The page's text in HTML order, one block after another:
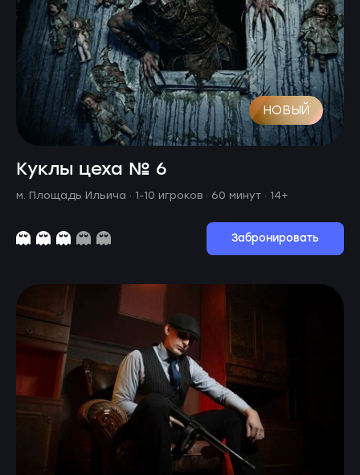
НОВЫЙ
Куклы цеха № 6
м. Площадь Ильича · 1-10 игроков · 60 минут · 14+
Забронировать